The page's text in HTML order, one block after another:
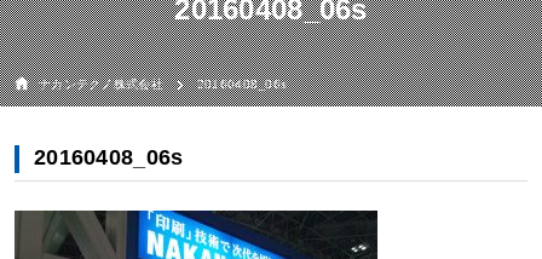
20160408_06s
ナカンテクノ株式会社 20160408_06s
20160408_06s